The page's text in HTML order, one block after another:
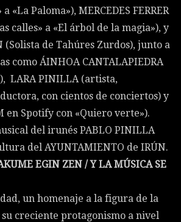
«La Paloma»), MERCEDES FERRER
calles» a «El árbol de la magia»), y
(Solista de Tahúres Zurdos), junto a
como ÁINHOA CANTALAPIEDRA
LARA PINILLA (artista,
con cientos de conciertos) y
en Spotify con «Quiero verte»).
del irunés PABLO PINILLA
del AYUNTAMIENTO de IRÚN.
EGIN ZEN / Y LA MÚSICA SE
un homenaje a la figura de la
creciente protagonismo a nivel